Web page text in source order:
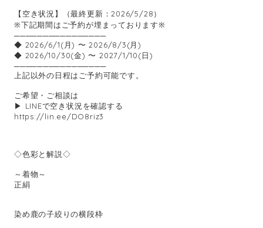
【空き状況】（最終更新：2026/5/28）
※下記期間はご予約が埋まっております※
────────────────
◆ 2026/6/1(月) 〜 2026/8/3(月)
◆ 2026/10/30(金) 〜 2027/1/10(日)
────────────────
上記以外の日程はご予約可能です。
ご希望・ご相談は
▶ LINEで空き状況を確認する
https://lin.ee/DO8riz3
◇色彩と解説◇
～着物～
正絹
染め鹿の子絞りの横段枠